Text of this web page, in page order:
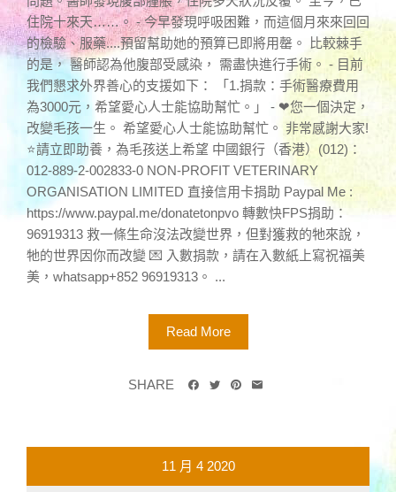
住院十來天……。 - 今早發現呼吸困難，而這個月來來回回
的檢驗、服藥....預留幫助她的預算已即將用罄。 比較棘手
的是， 醫師認為他腹部受感染， 需盡快進行手術。 - 目前
我們懇求外界善心的支援如下： 「1.捐款：手術醫療費用
為3000元，希望愛心人士能協助幫忙。」 - ❤您一個決定，
改變毛孩一生。 希望愛心人士能協助幫忙。 非常感謝大家!
⭐請立即助養，為毛孩送上希望 中國銀行（香港）(012)：
012-889-2-002833-0 NON-PROFIT VETERINARY
ORGANISATION LIMITED 直接信用卡捐助 Paypal Me :
https://www.paypal.me/donatetonpvo 轉數快FPS捐助：
96919313 救一條生命沒法改變世界，但對獲救的牠來說，
牠的世界因你而改變 💌 入數捐款，請在入數紙上寫祝福美
美，whatsapp+852 96919313。 ...
Read More
SHARE
11 月 4 2020